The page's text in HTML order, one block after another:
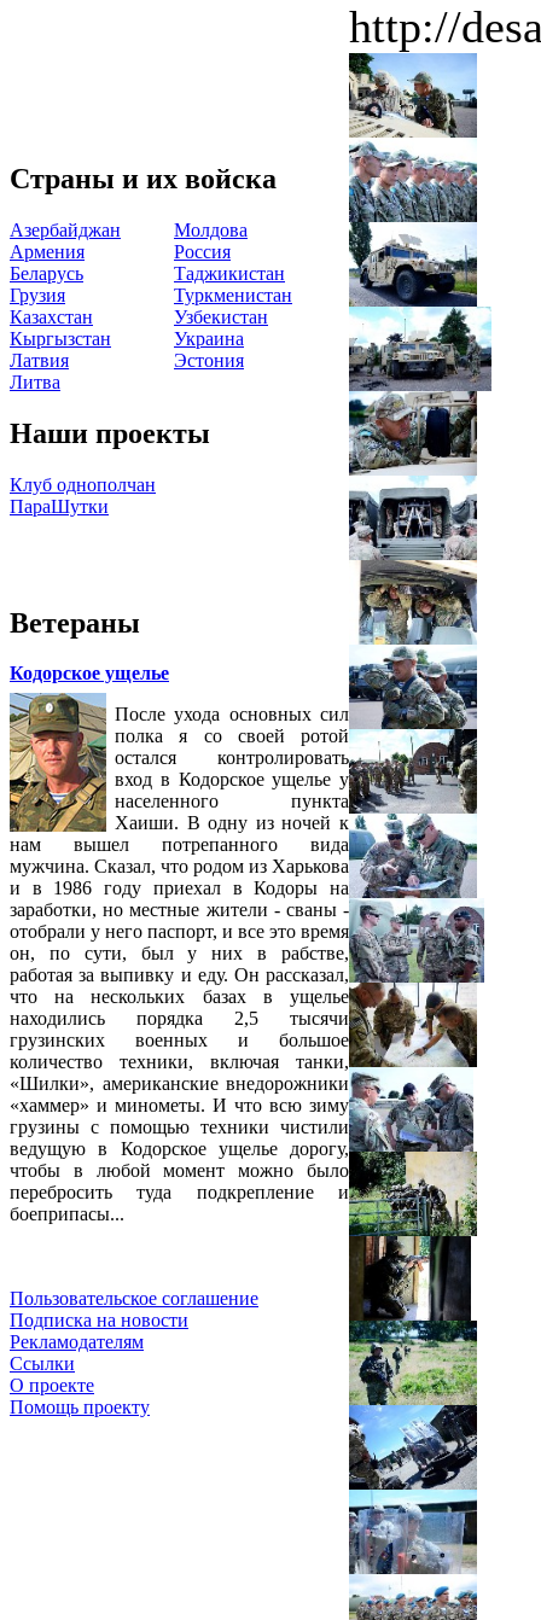
Страны и их войска
Азербайджан
Армения
Беларусь
Грузия
Казахстан
Кыргызстан
Латвия
Литва
Молдова
Россия
Таджикистан
Туркменистан
Узбекистан
Украина
Эстония
Наши проекты
Клуб однополчан
ПараШутки
Ветераны
Кодорское ущелье
После ухода основных сил
полка я со своей ротой
остался контролировать
вход в Кодорское ущелье у
населенного пункта
Хаиши. В одну из ночей к
нам вышел потрепанного вида
мужчина. Сказал, что родом из Харькова
и в 1986 году приехал в Кодоры на
заработки, но местные жители - сваны -
отобрали у него паспорт, и все это время
он, по сути, был у них в рабстве,
работая за выпивку и еду. Он рассказал,
что на нескольких базах в ущелье
находились порядка 2,5 тысячи
грузинских военных и большое
количество техники, включая танки,
«Шилки», американские внедорожники
«хаммер» и минометы. И что всю зиму
грузины с помощью техники чистили
ведущую в Кодорское ущелье дорогу,
чтобы в любой момент можно было
перебросить туда подкрепление и
боеприпасы...
Пользовательское соглашение
Подписка на новости
Рекламодателям
Ссылки
О проекте
Помощь проекту
http://